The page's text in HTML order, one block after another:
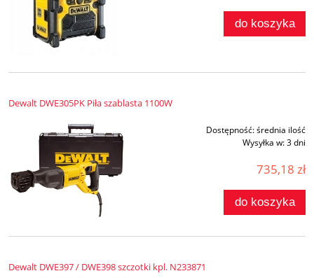
do koszyka
Dewalt DWE305PK Piła szablasta 1100W
Dostępność:średnia ilość
Wysyłka w:3 dni
735,18 zł
do koszyka
Dewalt DWE397 / DWE398 szczotki kpl. N233871